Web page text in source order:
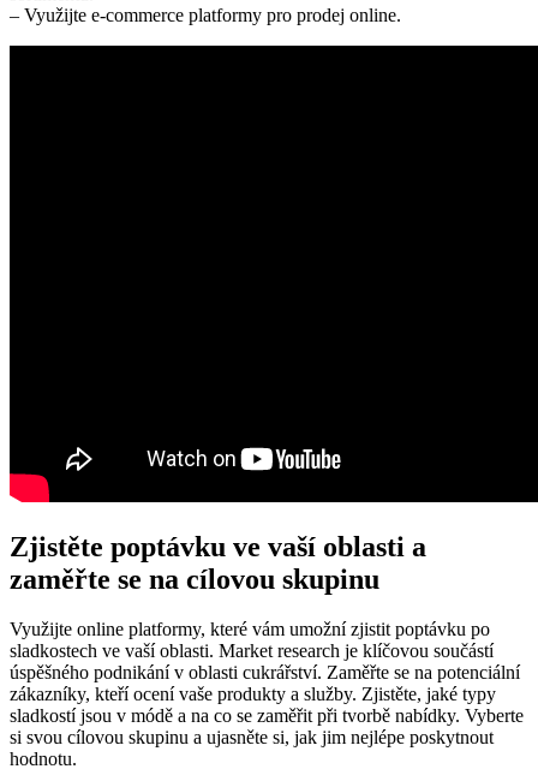
– Využijte e-commerce platformy pro prodej online.
Zjistěte poptávku ve vaší oblasti a
zaměřte se na cílovou skupinu
Využijte online platformy, které vám umožní zjistit poptávku po
sladkostech ve vaší oblasti. Market research je klíčovou součástí
úspěšného podnikání v oblasti cukrářství. Zaměřte se na potenciální
zákazníky, kteří ocení vaše produkty a služby. Zjistěte, jaké typy
sladkostí jsou v módě a na co se zaměřit při tvorbě nabídky. Vyberte
si svou cílovou skupinu a ujasněte si, jak jim nejlépe poskytnout
hodnotu.